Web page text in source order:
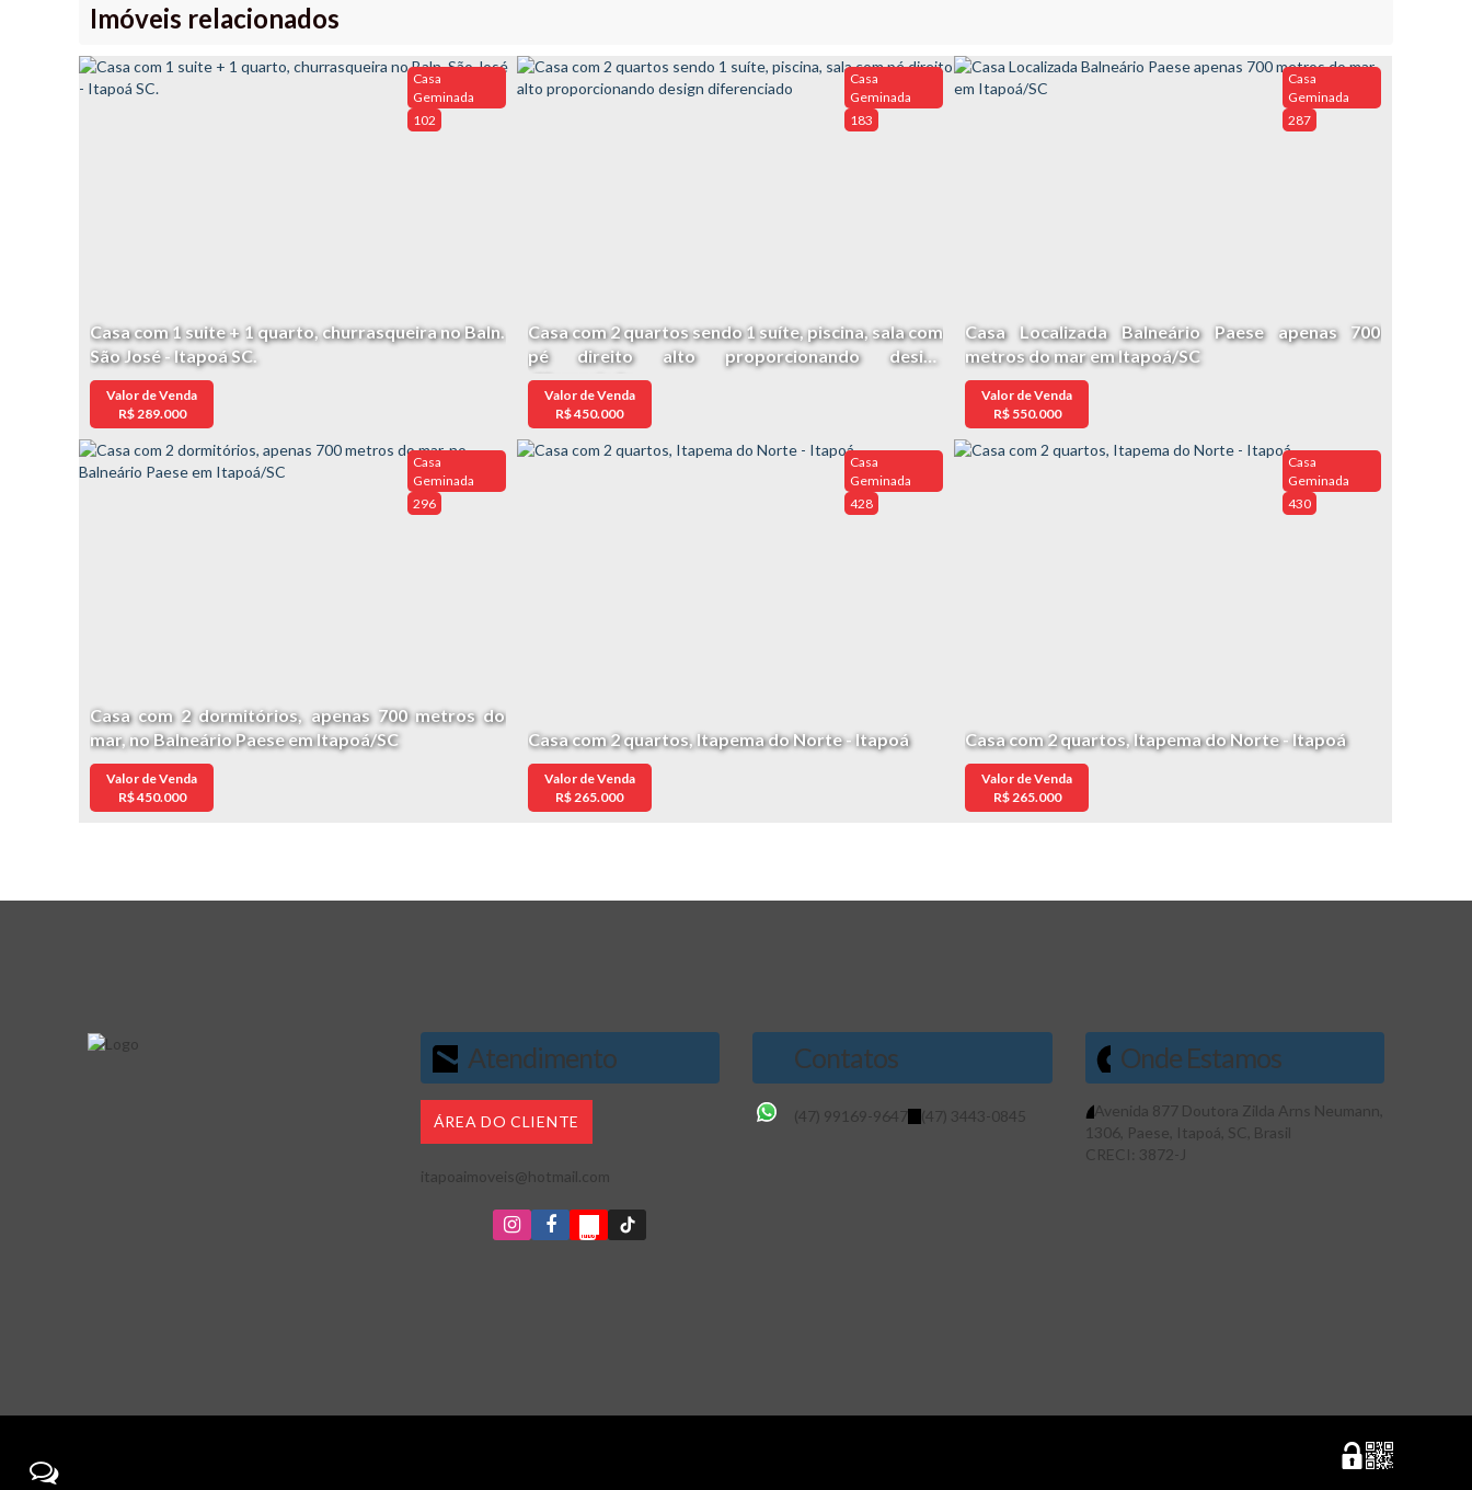
Imóveis relacionados
Casa com 1 suite + 1 quarto, churrasqueira no Baln.
São José - Itapoá SC.
102
Casa
Geminada
R$289.000
Valor de Venda
Casa com 2 quartos sendo 1 suíte, piscina, sala com
pé direito alto proporcionando design
diferenciado
183
Casa
Geminada
R$450.000
Valor de Venda
Casa Localizada Balneário Paese apenas 700
metros do mar em Itapoá/SC
287
Casa
Geminada
R$550.000
Valor de Venda
Casa com 2 dormitórios, apenas 700 metros do
mar, no Balneário Paese em Itapoá/SC
296
Casa
Geminada
R$450.000
Valor de Venda
Casa com 2 quartos, Itapema do Norte - Itapoá
428
Casa
Geminada
R$ 265.000
Valor de Venda
Casa com 2 quartos, Itapema do Norte - Itapoá
430
Casa
Geminada
R$265.000
Valor de Venda
Atendimento
ÁREA DO CLIENTE
itapoaimoveis@hotmail.com
Contatos
(47) 99169-9647 (47) 3443-0845
Onde Estamos
Avenida 877 Doutora Zilda Arns Neumann
1306, Paese Itapoá SC Brasil
CRECI: 3872-J